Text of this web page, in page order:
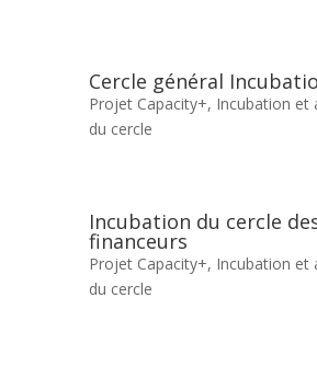
Cercle général
Projet Capacity+, Incubation et
du cercle
Incubation du cercle
financeurs
Projet Capacity+, Incubation et
du cercle